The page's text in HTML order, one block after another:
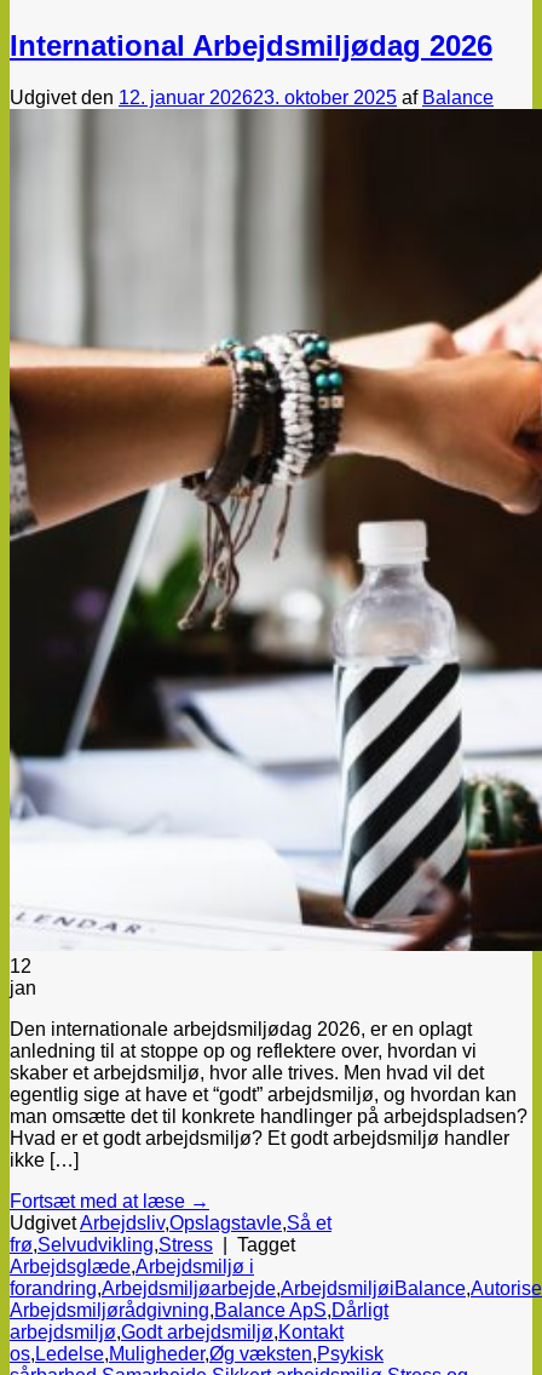
International Arbejdsmiljødag 2026
Udgivet den 12. januar 202623. oktober 2025 af Balance
12
jan
Den internationale arbejdsmiljødag 2026, er en oplagt
anledning til at stoppe op og reflektere over, hvordan vi
skaber et arbejdsmiljø, hvor alle trives. Men hvad vil det
egentlig sige at have et “godt” arbejdsmiljø, og hvordan kan
man omsætte det til konkrete handlinger på arbejdspladsen?
Hvad er et godt arbejdsmiljø? Et godt arbejdsmiljø handler
ikke […]
Fortsæt med at læse →
UdgivetArbejdsliv,Opslagstavle,Så et
frø,Selvudvikling,Stress
Tagget
Arbejdsglæde,Arbejdsmiljø i
forandring,Arbejdsmiljøarbejde,ArbejdsmiljøiBalance,
Arbejdsmiljørådgivning,Balance ApS,Dårligt
arbejdsmiljø,Godt arbejdsmiljø,Kontakt
os, Ledelse,Muligheder,Øg væksten,Psykisk